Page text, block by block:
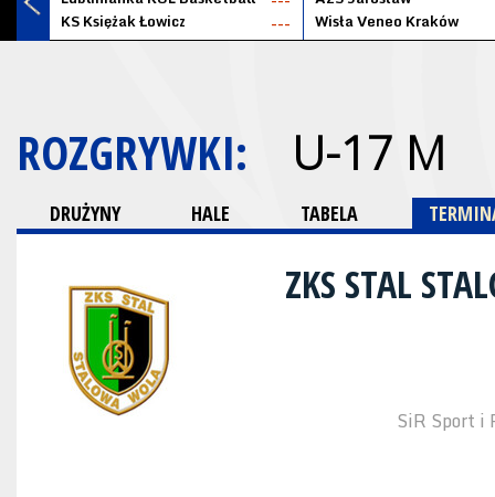
KS Księżak Łowicz
---
Wisła Veneo Kraków
ROZGRYWKI: U-17 M
DRUŻYNY HALE TABELA
ZKS STAL
SiR Sport i